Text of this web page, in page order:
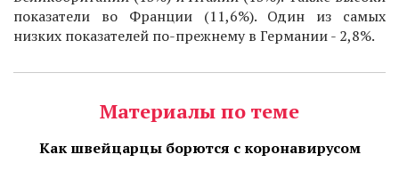
показатели во Франции (11,6%). Один из самых
низких показателей по-прежнему в Германии - 2,8%.
Материалы по теме
Как швейцарцы борются с коронавирусом